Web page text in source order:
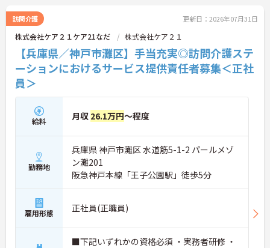
度や職種間のジョブローテーション制度も整備され
ており有資格者としての専門性を磨きながら中長期
的なキャリアアップを描けます。年齢による一律の
給与減額やキャリア上限を撤廃し定年65歳から75歳
までの再雇用制度を設けているため幅広い世代のス
タッフがそれぞれの強みを活かして長く活躍できる
魅力的な職場です。
【無理のないペースで、長く健康に働ける】
・月平均の残業時間が5時間程度！プライベートの
時間をしっかり確保できます
・転勤の範囲は通勤圏内に限定されているので住み
慣れた地域で安定した生活基盤を築けます
・産休や育休から介護休暇まで取得実績が豊富であ
りライフステージの変化に柔軟に対応しています
【手厚いサポートが証明する、安心の職場環境】
・入社後6ヶ月間はOJT担当者が付きマンツーマンの
談で就労定着に向けたフォローを行うため一人で悩
みを抱え込まずに相談できます
訪問介護 更新日：2026年07月31日
株式会社ケア２１ケア21なだ 株式会社ケア２１
【兵庫県／神戸市灘区】手当充実◎訪問介護ステ
ーションにおけるサービス提供責任者募集＜正社
員＞
給料 月収 26.1万円～程度
勤務地
兵庫県 神戸市灘区 水道筋5-1-2 パールメゾ
ン灘201
阪急神戸本線「王子公園駅」徒歩5分
雇用形態 正社員(正職員)
■下記いずれかの資格必須 ・実務者研修 ・